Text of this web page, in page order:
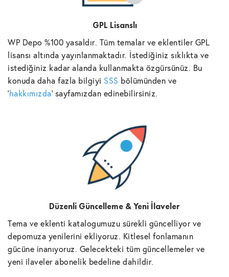
GPL Lisanslı
WP Depo %100 yasaldır. Tüm temalar ve eklentiler GPL
lisansı altında yayınlanmaktadır. İstediğiniz sıklıkta ve
istediğiniz kadar alanda kullanmakta özgürsünüz. Bu
konuda daha fazla bilgiyi SSS bölümünden ve
'hakkımızda' sayfamızdan edinebilirsiniz.
Düzenli Güncelleme & Yeni İlaveler
Tema ve eklenti katalogumuzu sürekli güncelliyor ve
depomuza yenilerini ekliyoruz. Kitlesel fonlamanın
gücüne inanıyoruz. Gelecekteki tüm güncellemeler ve
yeni ilaveler abonelik bedeline dahildir.